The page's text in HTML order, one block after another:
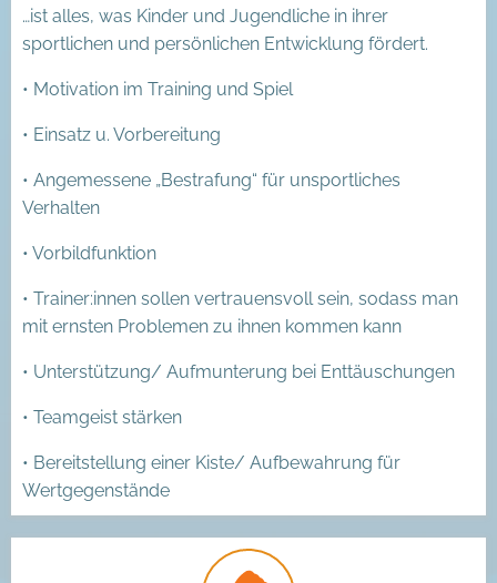
…ist alles, was Kinder und Jugendliche in ihrer
sportlichen und persönlichen Entwicklung fördert.
• Motivation im Training und Spiel
• Einsatz u. Vorbereitung
• Angemessene „Bestrafung“ für unsportliches
Verhalten
• Vorbildfunktion
• Trainer:innen sollen vertrauensvoll sein, sodass man
mit ernsten Problemen zu ihnen kommen kann
• Unterstützung/ Aufmunterung bei Enttäuschungen
• Teamgeist stärken
• Bereitstellung einer Kiste/ Aufbewahrung für
Wertgegenstände